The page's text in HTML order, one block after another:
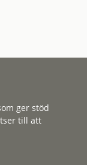
ger stöd
till att